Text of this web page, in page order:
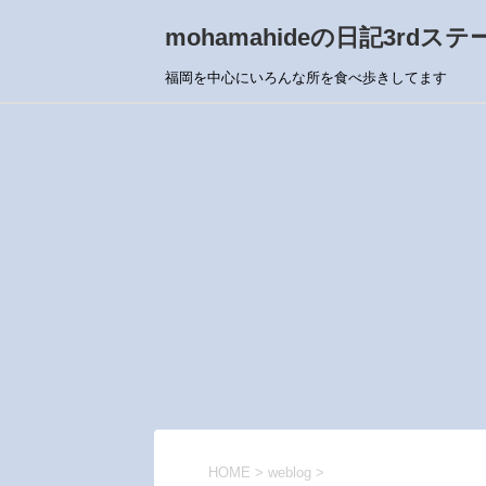
mohamahideの日記3rdステ
福岡を中心にいろんな所を食べ歩きしてます
HOME > weblog >